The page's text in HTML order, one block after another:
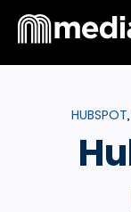
HUBSPOT,